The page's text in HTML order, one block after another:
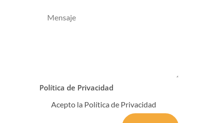
Política de Privacidad
Acepto la Política de Privacidad